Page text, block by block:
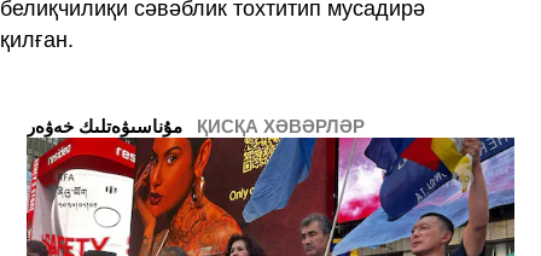
белиқчилиқи сәвәблик тохтитип мусадирә
қилған.
ҚИСҚА ХӘВӘРЛӘР